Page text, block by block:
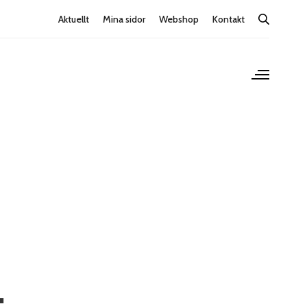
Aktuellt Mina sidor Webshop Kontakt